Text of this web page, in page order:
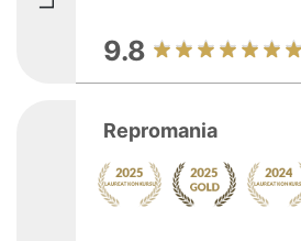
9.8
Repromania